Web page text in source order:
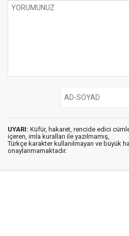
UYARI: Küfür, hakaret, rencide edici
içeren, imla kuralları ile yazılmamış,
Türkçe karakter kullanılmayan ve büyük
onaylanmamaktadır.